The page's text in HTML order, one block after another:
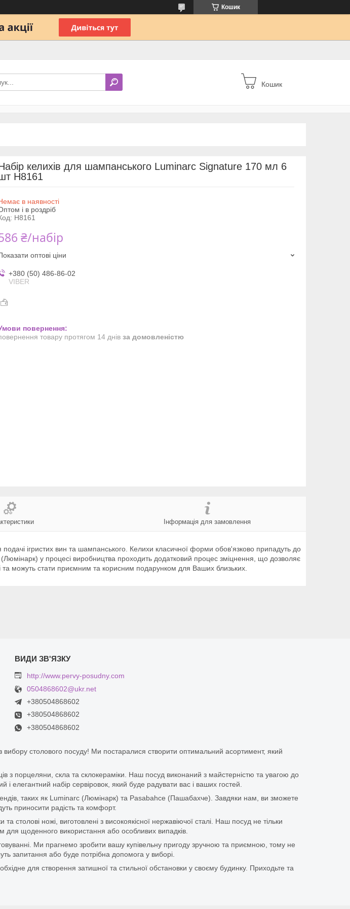
Кошик
Кошик
келихів для шампанського Luminarc Signature 170 мл 6
Н8161
в наявності
і в роздріб
Н8161
₴/набір
оптові ціни
+380 (50) 486-86-02
VIBER
товару протягом 14 днів за домовленістю
Інформація для замовлення
ігристих вин та шампанського. Келихи класичної форми обов'язково припадуть до
(Люмінарк) у процесі виробництва проходить додатковий процес зміцнення, що дозволяє
та можуть стати приємним та корисним подарунком для Ваших близьких.
http://www.pervy-posudny.com
0504868602@ukr.net
+380504868602
+380504868602
+380504868602
столового посуду! Ми постаралися створити оптимальний асортимент, який
з порцеляни, скла та склокераміки. Наш посуд виконаний з майстерністю та увагою до
елегантний набір сервіровок, який буде радувати вас і ваших гостей.
таких як Luminarc (Люмінарк) та Pasabahce (Пашабахче). Завдяки нам, ви зможете
приносити радість та комфорт.
ножі, виготовлені з високоякісної нержавіючої сталі. Наш посуд не тільки
для щоденного використання або особливих випадків.
Ми прагнемо зробити вашу купівельну пригоду зручною та приємною, тому не
запитання або буде потрібна допомога у виборі.
для створення затишної та стильної обстановки у своєму будинку. Приходьте та